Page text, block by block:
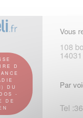
D
DU
-
DE
Vous
108
Par
Tel